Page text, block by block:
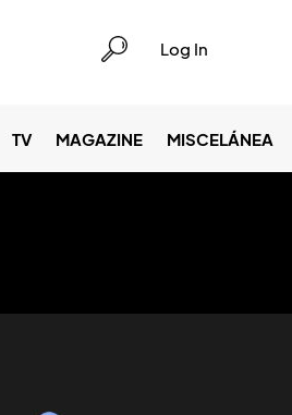
Log In
TV MAGAZINE MISCELÁNEA